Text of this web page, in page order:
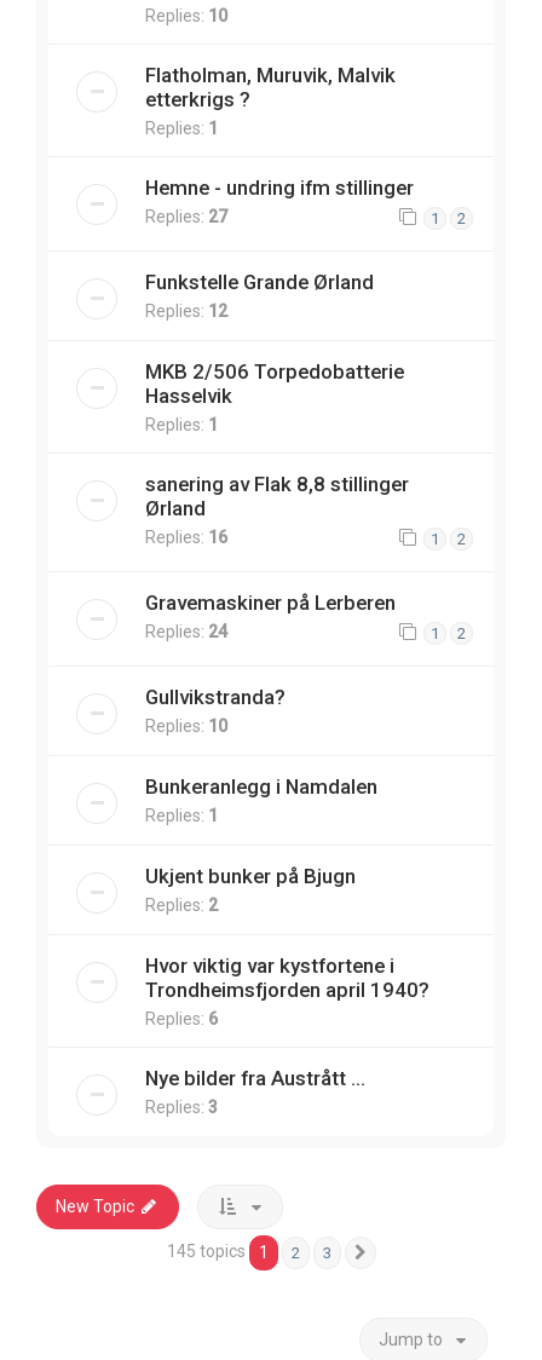
Replies: 10
Flatholman, Muruvik, Malvik
etterkrigs ?
Replies: 1
Hemne - undring ifm stillinger
Replies: 27 1 2
Funkstelle Grande Ørland
Replies: 12
MKB 2/506 Torpedobatterie
Hasselvik
Replies: 1
sanering av Flak 8,8 stillinger
Ørland
Replies: 16 1 2
Gravemaskiner på Lerberen
Replies: 24 1 2
Gullvikstranda?
Replies: 10
Bunkeranlegg i Namdalen
Replies: 1
Ukjent bunker på Bjugn
Replies: 2
Hvor viktig var kystfortene i
Trondheimsfjorden april 1940?
Replies: 6
Nye bilder fra Austrått ...
Replies: 3
New Topic
145 topics 1 2 3
Jump to